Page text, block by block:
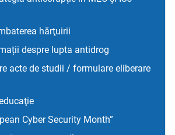
hărţuirii
despre lupta antidrog
acte de studii / formulare eliberare
Cyber Security Month”